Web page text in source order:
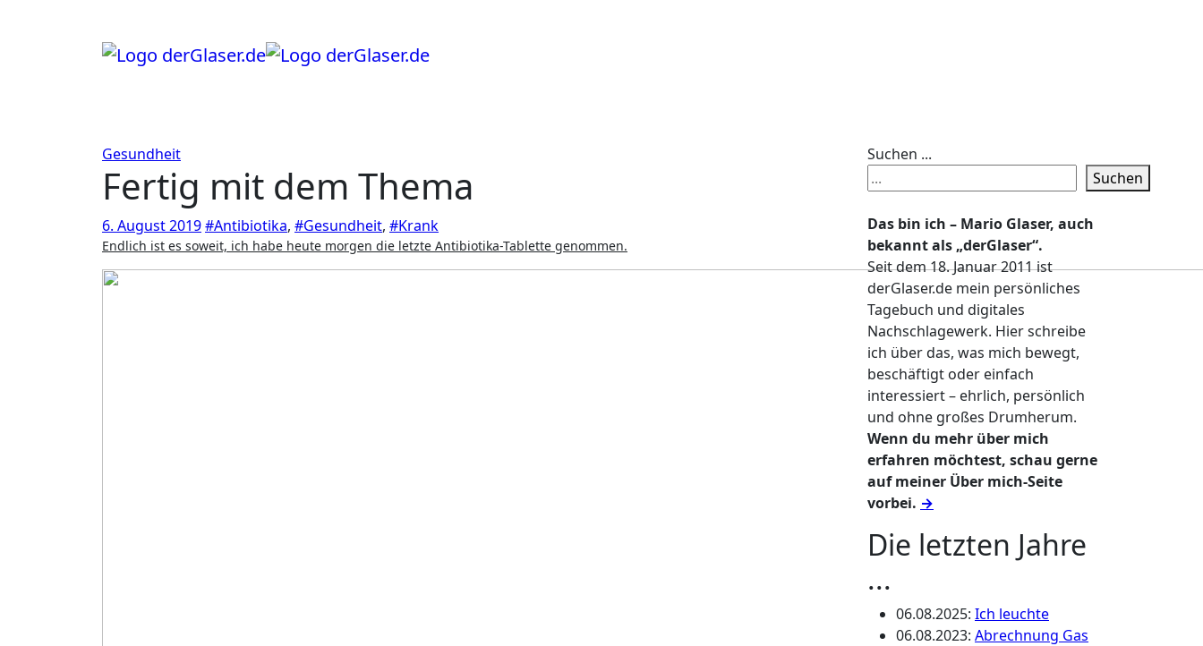
Gesundheit
Fertig mit dem Thema
6. August 2019#Antibiotika, #Gesundheit, #Krank
Endlich ist es soweit, ich habe heute morgen die letzte Antibiotika-Tablette genommen.
Suchen ...
Suchen
Das bin ich – Mario Glaser, auch
bekannt als „derGlaser“.
Seit dem 18. Januar 2011 ist
derGlaser.de mein persönliches
Tagebuch und digitales
Nachschlagewerk. Hier schreibe
ich über das, was mich bewegt,
beschäftigt oder einfach
interessiert – ehrlich, persönlich
und ohne großes Drumherum.
Wenn du mehr über mich
erfahren möchtest, schau gerne
auf meiner Über mich-Seite
vorbei. →
Die letzten Jahre
...
06.08.2025: Ich leuchte
06.08.2023: Abrechnung Gas